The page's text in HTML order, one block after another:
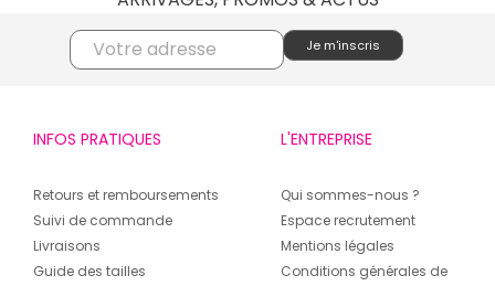
INFOS PRATIQUES
Retours et remboursements
Suivi de commande
Livraisons
Guide des tailles
L'ENTREPRISE
Qui sommes-nous ?
Espace recrutement
Mentions légales
Conditions générales de